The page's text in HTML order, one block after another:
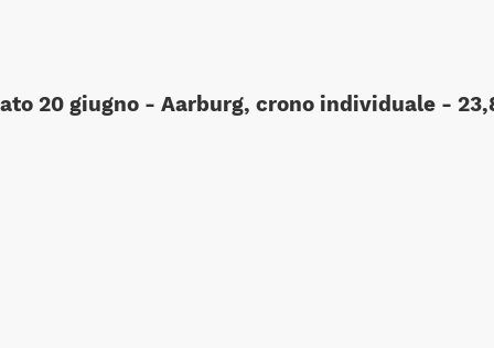
20 giugno - Aarburg, crono individuale -